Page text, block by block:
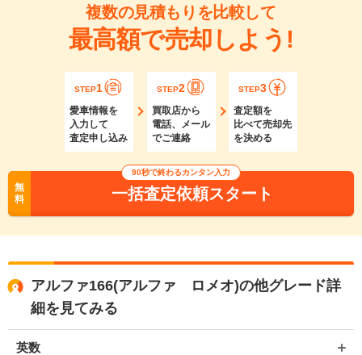
複数の見積もりを比較して
最高額で売却しよう!
STEP1
愛車情報を
入力して
査定申し込み
STEP2
買取店から
電話、メール
でご連絡
STEP3
査定額を
比べて売却先
を決める
無
料
90秒で終わるカンタン入力
一括査定依頼スタート
アルファ166(アルファ ロメオ)の他グレード詳
細を見てみる
英数